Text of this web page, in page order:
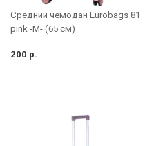
Средний чемодан Eurobags 81
pink -M- (65 см)
200 р.